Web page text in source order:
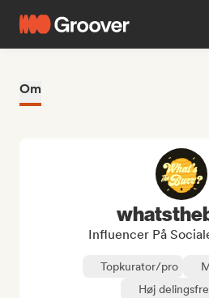
Om
Influencer På
Topkurator/pro
Høj